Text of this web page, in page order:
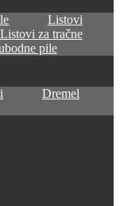
Listovi
Listovi za tračne
pile
Dremel